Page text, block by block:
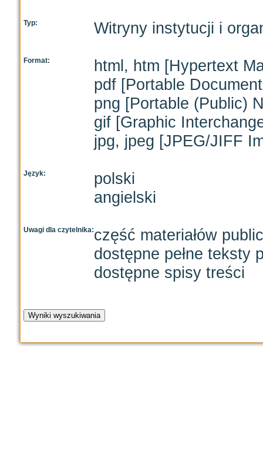
Typ: Witryny instytucji i
Format:
html, htm [Hypertext
pdf [Portable
png [Portable (Public)
gif [Graphic
jpg, jpeg [JPEG/JIFF
Język:
polski
angielski
Uwagi dla czytelnika:część materiałów
dostępne pełne teksty
dostępne spisy treści